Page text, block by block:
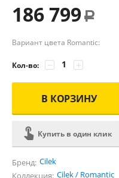
186 799 Р
Вариант цвета Romantic:
Кол-во: +
−
В КОРЗИНУ
Купить в один клик
Бренд: Cilek
Коллекция: Cilek / Romantic